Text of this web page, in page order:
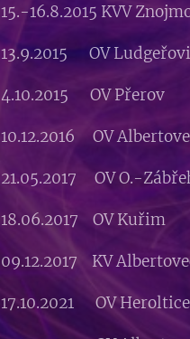
15.-16.8.2015 KVV
13.9.2015 OV
4.10.2015 OV Přerov
10.12.2016 OV
21.05.2017 OV O.-
18.06.2017 OV
09.12.2017 KV
17.10.2021 OV